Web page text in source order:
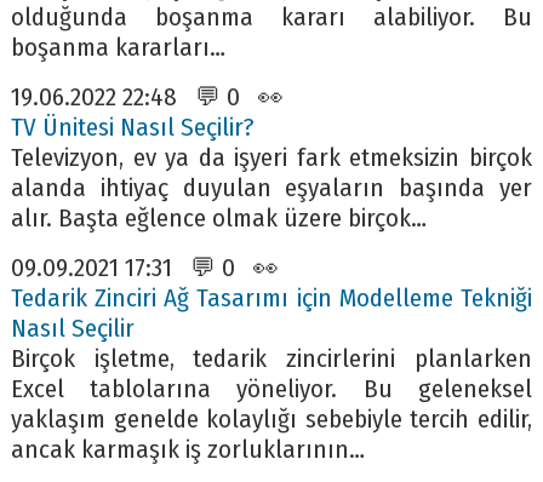
olduğunda boşanma kararı alabiliyor. Bu
boşanma kararları…
19.06.2022 22:48 💬 0 👀
TV Ünitesi Nasıl Seçilir?
Televizyon, ev ya da işyeri fark etmeksizin birçok
alanda ihtiyaç duyulan eşyaların başında yer
alır. Başta eğlence olmak üzere birçok…
09.09.2021 17:31 💬 0 👀
Tedarik Zinciri Ağ Tasarımı için Modelleme Tekniği
Nasıl Seçilir
Birçok işletme, tedarik zincirlerini planlarken
Excel tablolarına yöneliyor. Bu geleneksel
yaklaşım genelde kolaylığı sebebiyle tercih edilir,
ancak karmaşık iş zorluklarının…